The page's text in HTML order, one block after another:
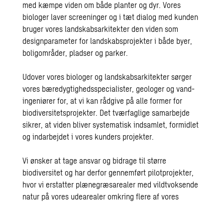
med kæmpe viden om både planter og dyr. Vores
biologer laver screeninger og i tæt dialog med kunden
bruger vores landskabsarkitekter den viden som
designparameter for landskabsprojekter i både byer,
boligområder, pladser og parker.
Udover vores biologer og landskabsarkitekter sørger
vores bæredygtighedsspecialister, geologer og vand-
ingeniører for, at vi kan rådgive på alle former for
biodiversitetsprojekter. Det tværfaglige samarbejde
sikrer, at viden bliver systematisk indsamlet, formidlet
og indarbejdet i vores kunders projekter.
Vi ønsker at tage ansvar og bidrage til større
biodiversitet og har derfor gennemført pilotprojekter,
hvor vi erstatter plænegræsarealer med vildtvoksende
natur på vores udearealer omkring flere af vores